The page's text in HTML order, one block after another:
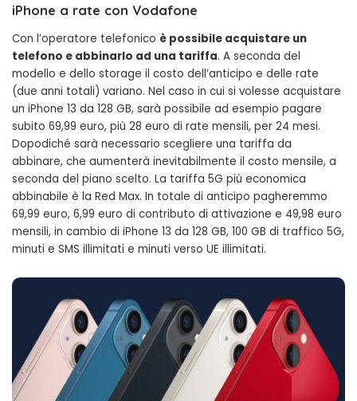
iPhone a rate con Vodafone
Con l’operatore telefonico è possibile acquistare un
telefono e abbinarlo ad una tariffa. A seconda del
modello e dello storage il costo dell’anticipo e delle rate
(due anni totali) variano. Nel caso in cui si volesse acquistare
un iPhone 13 da 128 GB, sarà possibile ad esempio pagare
subito 69,99 euro, più 28 euro di rate mensili, per 24 mesi.
Dopodiché sarà necessario scegliere una tariffa da
abbinare, che aumenterà inevitabilmente il costo mensile, a
seconda del piano scelto. La tariffa 5G più economica
abbinabile è la Red Max. In totale di anticipo pagheremmo
69,99 euro, 6,99 euro di contributo di attivazione e 49,98 euro
mensili, in cambio di iPhone 13 da 128 GB, 100 GB di traffico 5G,
minuti e SMS illimitati e minuti verso UE illimitati.